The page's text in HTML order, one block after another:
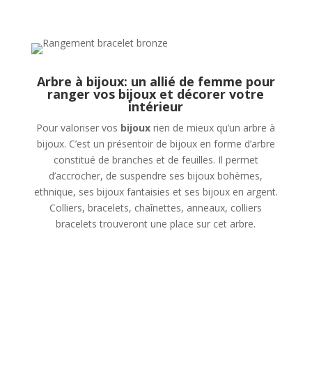
Arbre à bijoux: un allié de femme pour
ranger vos bijoux et décorer votre
intérieur
Pour valoriser vos bijoux rien de mieux qu’un arbre à
bijoux. C’est un présentoir de bijoux en forme d’arbre
constitué de branches et de feuilles. Il permet
d’accrocher, de suspendre ses bijoux bohèmes,
ethnique, ses bijoux fantaisies et ses bijoux en argent.
Colliers, bracelets, chaînettes, anneaux, colliers
bracelets trouveront une place sur cet arbre.